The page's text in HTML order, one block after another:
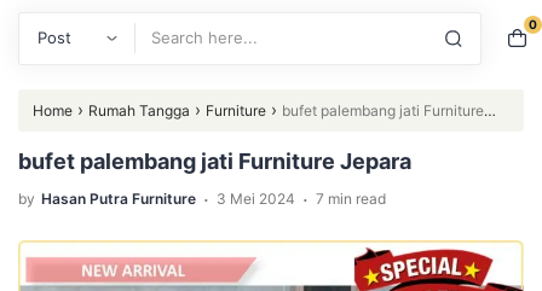
0
Home › Rumah Tangga › Furniture › bufet palembang jati Furniture
Jepara
bufet palembang jati Furniture Jepara
by Hasan Putra Furniture . 3 Mei 2024 . 7 min read